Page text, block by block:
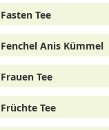
Fasten Tee
Fenchel Anis Kümmel
Frauen Tee
Früchte Tee